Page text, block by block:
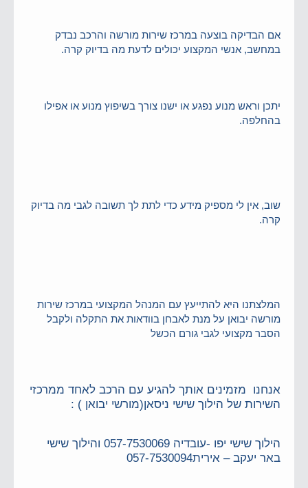
אם הבדיקה בוצעה במרכז שירות מורשה והרכב נבדק
במחשב, אנשי המקצוע יכולים לדעת מה בדיוק קרה.
יתכן וראש מנוע נפגע או ישנו צורך בשיפוץ מנוע או אפילו
בהחלפה.
שוב, אין לי מספיק מידע כדי לתת לך תשובה לגבי מה בדיוק
קרה.
המלצתנו היא להתייעץ עם המנהל המקצועי במרכז שירות
מורשה יבואן על מנת לאבחן בוודאות את התקלה ולקבל
הסבר מקצועי לגבי גורם הכשל
אנחנו מזמינים אותך להגיע עם הרכב לאחד ממרכזי
השירות של הילוך שישי ניסאן(מורשי יבואן ) :
הילוך שישי יפו -עובדיה 057-7530069 והילוך שישי
באר יעקב – אירית057-7530094